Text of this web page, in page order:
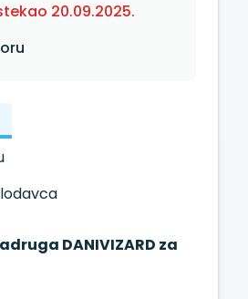
20.09.2025.
DANIVIZARD za